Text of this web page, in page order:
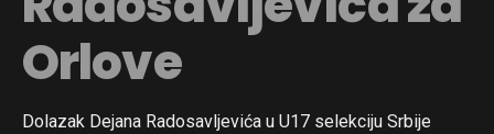
Orlove
Dolazak Dejana Radosavljevića u U17 selekciju Srbije